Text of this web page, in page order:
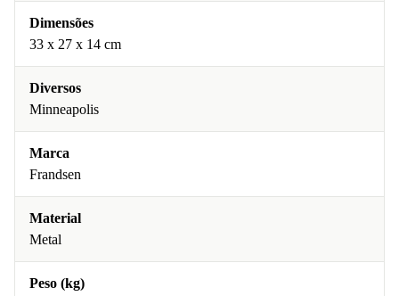
Dimensões
33 x 27 x 14 cm
Diversos
Minneapolis
Marca
Frandsen
Material
Metal
Peso (kg)